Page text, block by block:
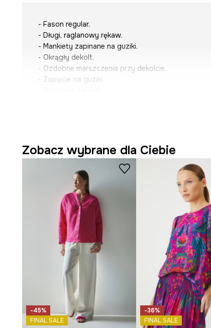
- Fason regular.
- Długi, raglanowy rękaw.
- Mankiety zapinane na guziki.
- Okrągły dekolt.
- Ozdobne marszczenia przy dekolcie.
- Zapięcie na guziki.
- Wymiary podane dla rozmiaru: S.
Zobacz wybrane dla Ciebie
-45%
FINAL SALE
-36%
FINAL SALE